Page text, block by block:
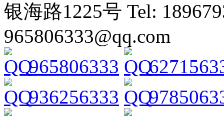
银海路1225号 Tel:
965806333@qq.com
965806333
936256333